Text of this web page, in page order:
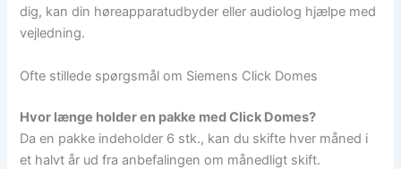
dig, kan din høreapparatudbyder eller audiolog hjælpe med
vejledning.
Ofte stillede spørgsmål om Siemens Click Domes
Hvor længe holder en pakke med Click Domes?
Da en pakke indeholder 6 stk., kan du skifte hver måned i
et halvt år ud fra anbefalingen om månedligt skift.